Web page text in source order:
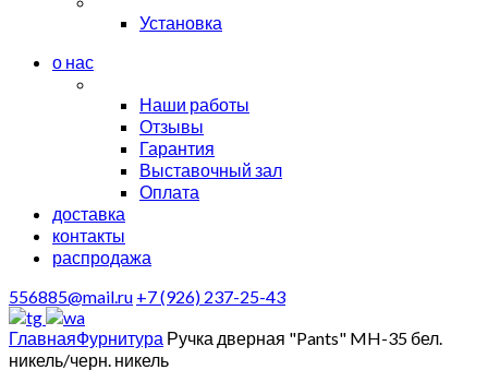
Установка
о нас
Наши работы
Отзывы
Гарантия
Выставочный зал
Оплата
доставка
контакты
распродажа
556885@mail.ru +7 (926) 237-25-43
ГлавнаяФурнитура Ручка дверная "Pants" MH-35 бел.
никель/черн. никель